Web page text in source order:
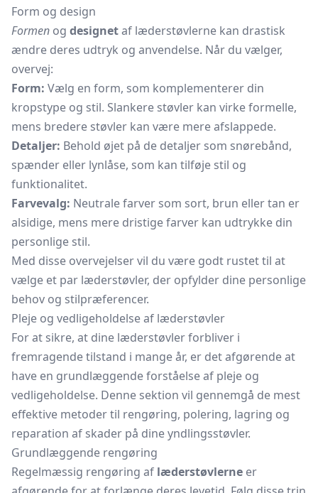
Form og design
Formen og designetaf læderstøvlerne kan drastisk
ændre deres udtryk og anvendelse. Når du vælger,
overvej:
Form: Vælg en form, som komplementerer din
kropstype og stil. Slankere støvler kan virke formelle,
mens bredere støvler kan være mere afslappede.
Detaljer: Behold øjet på de detaljer som snørebånd,
spænder eller lynlåse, som kan tilføje stil og
funktionalitet.
Farvevalg: Neutrale farver som sort, brun eller tan er
alsidige, mens mere dristige farver kan udtrykke din
personlige stil.
Med disse overvejelser vil du være godt rustet til at
vælge et par læderstøvler, der opfylder dine personlige
behov og stilpræferencer.
Pleje og vedligeholdelse af læderstøvler
For at sikre, at dine læderstøvler forbliver i
fremragende tilstand i mange år, er det afgørende at
have en grundlæggende forståelse af pleje og
vedligeholdelse. Denne sektion vil gennemgå de mest
effektive metoder til rengøring, polering, lagring og
reparation af skader på dine yndlingsstøvler.
Grundlæggende rengøring
Regelmæssig rengøring af læderstøvlerne er